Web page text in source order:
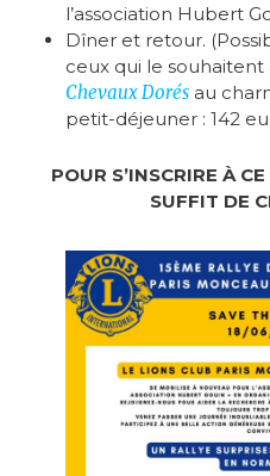
l’association Hubert
Dîner et retour.
ceux qui le souhaitent
Chevaux Dorés au
petit-déjeuner : 142
POUR S’INSCRIRE À
SUFFIT DE